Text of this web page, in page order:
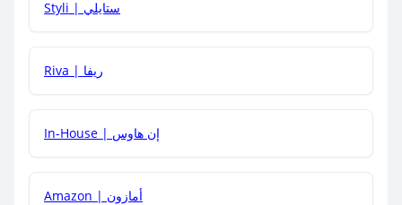
هل يمكنني جمع كود خصم مع العروض الأخرى؟
Styli | ستايلي
Riva | ريفا
In-House | إن هاوس
Amazon | أمازون